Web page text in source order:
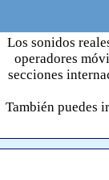
Los sonidos
operadores
secciones
También puedes ir